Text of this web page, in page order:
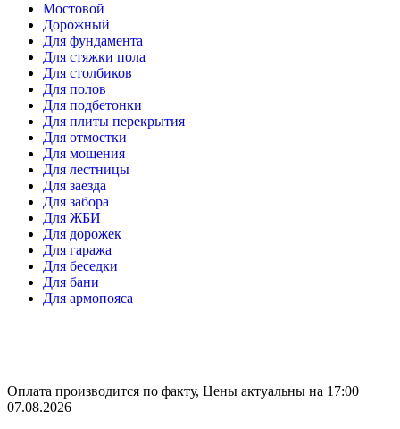
Мостовой
Дорожный
Для фундамента
Для стяжки пола
Для столбиков
Для полов
Для подбетонки
Для плиты перекрытия
Для отмостки
Для мощения
Для лестницы
Для заезда
Для забора
Для ЖБИ
Для дорожек
Для гаража
Для беседки
Для бани
Для армопояса
Оплата производится по факту, Цены актуальны на 17:00
07.08.2026